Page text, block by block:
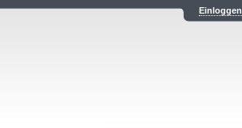
Einloggen